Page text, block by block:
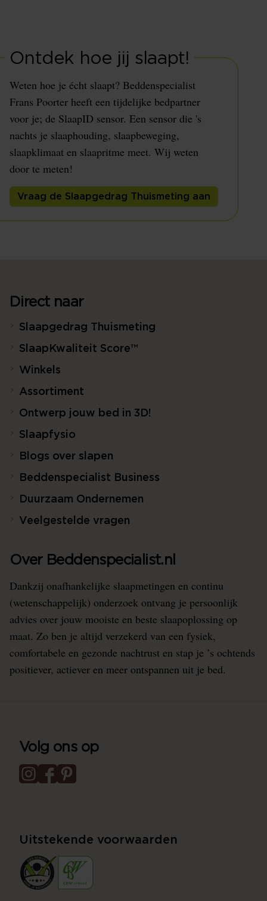
Ontdek hoe jij slaapt!
Weten hoe je écht slaapt? Beddenspecialist
Frans Poorter heeft een tijdelijke bedpartner
voor je; de SlaapID sensor. Een sensor die 's
nachts je slaaphouding, slaapbeweging,
slaapklimaat en slaapritme meet. Wij weten
door te meten!
Vraag de Slaapgedrag Thuismeting aan
Direct naar
Slaapgedrag Thuismeting
SlaapKwaliteit Score™
Winkels
Assortiment
Ontwerp jouw bed in 3D!
Slaapfysio
Blogs over slapen
Beddenspecialist Business
Duurzaam Ondernemen
Veelgestelde vragen
Over Beddenspecialist.nl
Dankzij onafhankelijke slaapmetingen en continu
(wetenschappelijk) onderzoek ontvang je persoonlijk
advies over jouw mooiste en beste slaapoplossing op
maat. Zo ben je altijd verzekerd van een fysiek,
comfortabele en gezonde nachtrust en stap je ’s ochtends
positiever, actiever en meer ontspannen uit je bed.
Volg ons op
Uitstekende voorwaarden